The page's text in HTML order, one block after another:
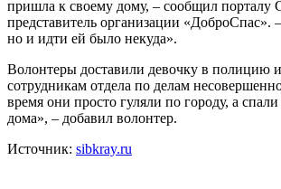
пришла к своему дому, – сообщил порталу
представитель организации «ДоброСпас».
но и идти ей было некуда».
Волонтеры доставили девочку в полицию
сотрудникам отдела по делам
время они просто гуляли по городу, а
дома», – добавил волонтер.
Источник: sibkray.ru